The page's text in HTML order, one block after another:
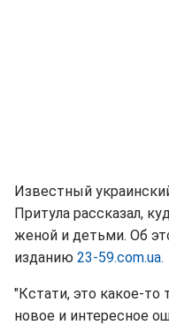
Известный
Притула рассказал,
женой и детьми. Об
изданию 23-59.com.ua.
"Кстати, это какое-то
новое и интересное